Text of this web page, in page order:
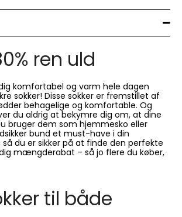
ren uld
komfortabel og varm hele dagen
sokker! Disse sokker er fremstillet af
behagelige og komfortable. Og
du aldrig at bekymre dig om, at dine
bruger dem som hjemmesko eller
bund et must-have i din
du er sikker på at finde den perfekte
mængderabat – så jo flere du køber,
til både